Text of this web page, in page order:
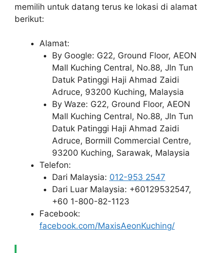
memilih untuk datang terus ke lokasi di alamat
berikut:
Alamat:
By Google: G22, Ground Floor, AEON
Mall Kuching Central, No.88, Jln Tun
Datuk Patinggi Haji Ahmad Zaidi
Adruce, 93200 Kuching, Malaysia
By Waze: G22, Ground Floor, AEON
Mall Kuching Central, No.88, Jln Tun
Datuk Patinggi Haji Ahmad Zaidi
Adruce, Bormill Commercial Centre,
93200 Kuching, Sarawak, Malaysia
Telefon:
Dari Malaysia: 012-953 2547
Dari Luar Malaysia: +60129532547,
+60 1-800-82-1123
Facebook:
facebook.com/MaxisAeonKuching/